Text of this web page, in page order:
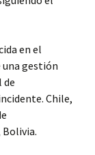
en el
una gestión
de
Chile,